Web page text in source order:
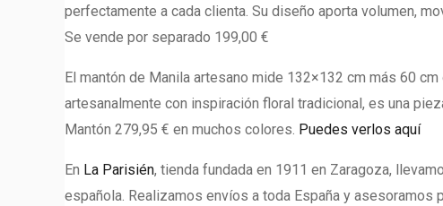
perfectamente a cada clienta. Su diseño aporta volumen,
Se vende por separado 199,00 €
El mantón de Manila artesano mide 132×132 cm más 60
artesanalmente con inspiración floral tradicional, es una
Mantón 279,95 € en muchos colores. Puedes verlos aquí
En La Parisién, tienda fundada en 1911 en Zaragoza,
española. Realizamos envíos a toda España y asesoramos